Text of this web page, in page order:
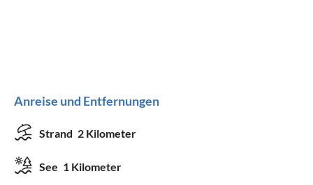
Anreise und Entfernungen
Strand 2 Kilometer
See 1 Kilometer